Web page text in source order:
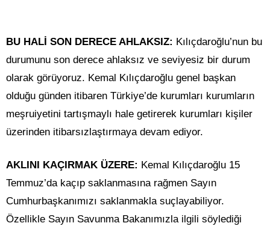
BU HALİ SON DERECE AHLAKSIZ: Kılıçdaroğlu’nun bu
durumunu son derece ahlaksız ve seviyesiz bir durum
olarak görüyoruz. Kemal Kılıçdaroğlu genel başkan
olduğu günden itibaren Türkiye’de kurumları kurumların
meşruiyetini tartışmaylı hale getirerek kurumları kişiler
üzerinden itibarsızlaştırmaya devam ediyor.
AKLINI KAÇIRMAK ÜZERE: Kemal Kılıçdaroğlu 15
Temmuz’da kaçıp saklanmasına rağmen Sayın
Cumhurbaşkanımızı saklanmakla suçlayabiliyor.
Özellikle Sayın Savunma Bakanımızla ilgili söylediği